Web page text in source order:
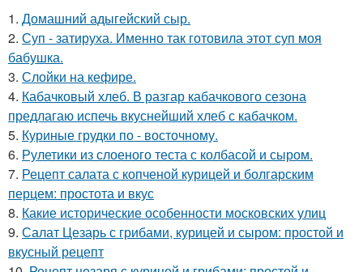
1. Домашний адыгейский сыр.
2. Суп - затируха. Именно так готовила этот суп моя
бабушка.
3. Слойки на кефире.
4. Кабачковый хлеб. В разгар кабачкового сезона
предлагаю испечь вкуснейший хлеб с кабачком.
5. Куриные грудки по - восточному.
6. Рулетики из слоеного теста с колбасой и сыром.
7. Рецепт салата с копченой курицей и болгарским
перцем: простота и вкус
8. Какие исторические особенности московских улиц
9. Салат Цезарь с грибами, курицей и сыром: простой и
вкусный рецепт